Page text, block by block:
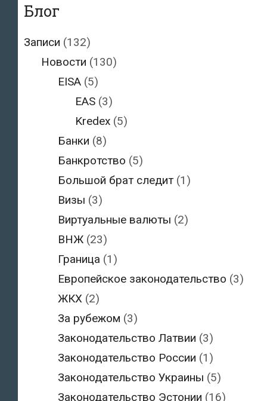
Блог
Записи (132)
Новости (130)
EISA (5)
EAS(3)
Kredex(5)
Банки (8)
Банкротство (5)
Большой брат следит (1)
Визы (3)
Виртуальные валюты (2)
ВНЖ (23)
Граница (1)
Европейское законодательство (3)
ЖКХ (2)
За рубежом (3)
Законодательство Латвии (3)
Законодательство России (1)
Законодательство Украины (5)
Законодательство Эстонии (16)